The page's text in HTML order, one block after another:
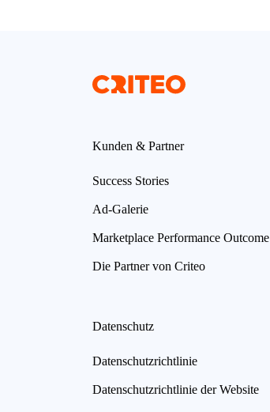
Kunden & Partner
Success Stories
Ad-Galerie
Marketplace Performance Outcome
Die Partner von Criteo
Datenschutz
Datenschutzrichtlinie
Datenschutzrichtlinie der Website